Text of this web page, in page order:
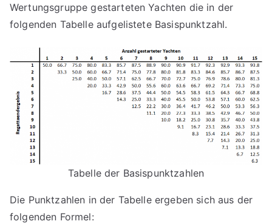
Wertungsgruppe gestarteten Yachten die in der
folgenden Tabelle aufgelistete Basispunktzahl.
Tabelle der Basispunktzahlen
Die Punktzahlen in der Tabelle ergeben sich aus der
folgenden Formel: